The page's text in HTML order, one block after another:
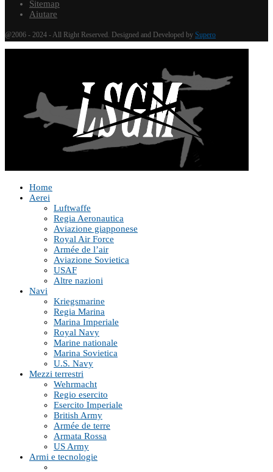
Sitemap
Aiutare
@2006 - 2024 - All Right Reserved. Designed and Developed by Supero
Home
Aerei
Luftwaffe
Regia Aeronautica
Aviazione giapponese
Royal Air Force
Armée de l’air
Aviazione Sovietica
USAF
Altre nazioni
Navi
Kriegsmarine
Regia Marina
Marina Imperiale
Royal Navy
Marine nationale
Marina Sovietica
U.S. Navy
Mezzi terrestri
Wehrmacht
Regio esercito
Esercito Imperiale
British Army
Armée de terre
Armata Rossa
US Army
Armi e tecnologie